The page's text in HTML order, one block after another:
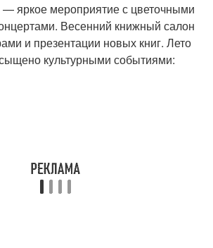
— яркое мероприятие с цветочными
Весенний книжный салон
и презентации новых книг. Лето
культурными событиями: